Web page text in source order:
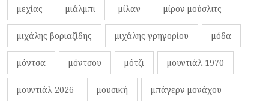
μεχίας μιάλμπι μίλαν μίρον μούσλιτς
μιχάλης βοριαζίδης μιχάλης γρηγορίου μόδα
μόντσα μόντσου μότζι μουντιάλ 1970
μουντιάλ 2026 μουσική μπάγερν μονάχου